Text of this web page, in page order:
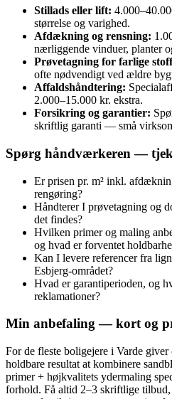
Stillads eller lift:
størrelse og varighed.
Afdækning og rensning:
nærliggende vinduer, planter
Prøvetagning for farlige
ofte nødvendigt ved ældre
Affaldshåndtering:
2.000–15.000 kr. ekstra.
Forsikring og garantier:
skriftlig garanti — små
Spørg håndværkeren —
Er prisen pr. m² inkl.
rengøring?
Håndterer I prøvetagning og
det findes?
Hvilken primer og maling
og hvad er forventet
Kan I levere referencer fra
Esbjerg‑området?
Hvad er garantiperioden, og
reklamationer?
Min anbefaling — kort og
For de fleste boligejere i Varde
holdbare resultat at kombinere
primer + højkvalitets ydermaling
forhold. Få altid 2–3 skriftlige